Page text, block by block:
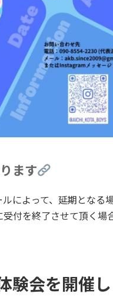
ます
によって、延期となる場
付を終了させて頂く場
会を開催し